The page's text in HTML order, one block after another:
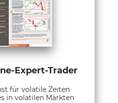
Expert-Trader
für volatile Zeiten
in volatilen Märkten